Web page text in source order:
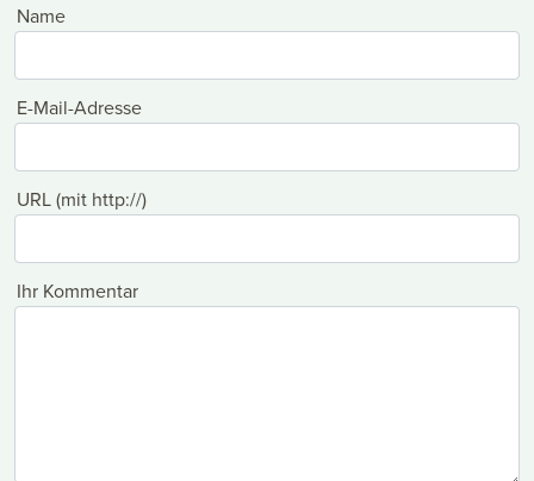
Name
E-Mail-Adresse
URL (mit http://)
Ihr Kommentar